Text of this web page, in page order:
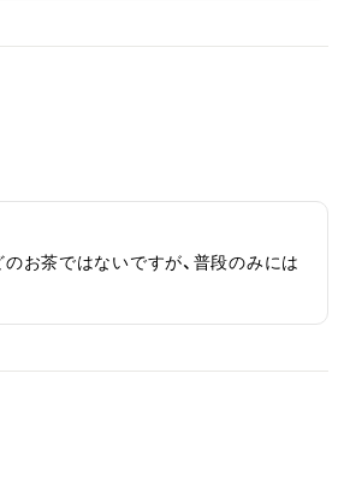
お茶ではないですが、普段のみには